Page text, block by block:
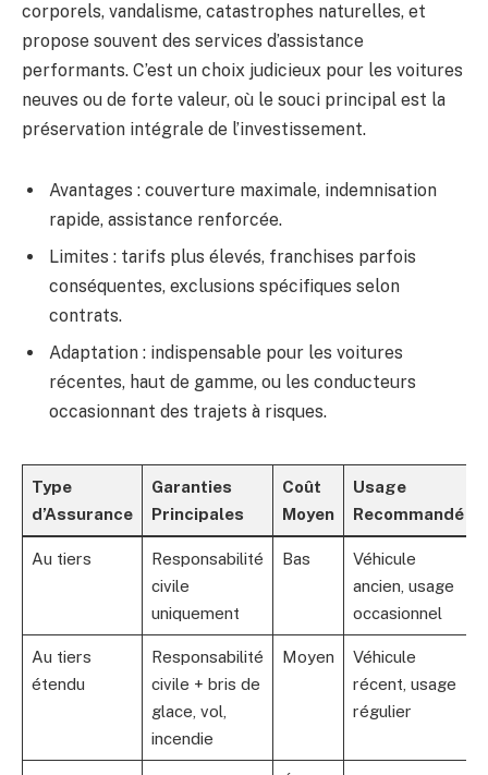
corporels, vandalisme, catastrophes naturelles, et
propose souvent des services d’assistance
performants. C’est un choix judicieux pour les voitures
neuves ou de forte valeur, où le souci principal est la
préservation intégrale de l’investissement.
Avantages : couverture maximale, indemnisation
rapide, assistance renforcée.
Limites : tarifs plus élevés, franchises parfois
conséquentes, exclusions spécifiques selon
contrats.
Adaptation : indispensable pour les voitures
récentes, haut de gamme, ou les conducteurs
occasionnant des trajets à risques.
Type
d’Assurance
Garanties
Principales
Coût
Moyen
Usage
Recommandé
Au tiers
Responsabilité
civile
uniquement
Bas
Véhicule
ancien, usage
occasionnel
Au tiers
étendu
Responsabilité
civile + bris de
glace, vol,
incendie
Moyen
Véhicule
récent, usage
régulier